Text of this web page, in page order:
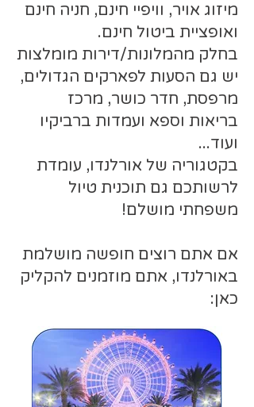
מיזוג אויר, וויפיי חינם, חניה חינם
ואופציית ביטול חינם.
בחלק מהמלונות/דירות מומלצות
יש גם הסעות לפארקים הגדולים,
מרפסת, חדר כושר, מרכז
בריאות וספא ועמדות ברביקיו
ועוד...
בקטגוריה של אורלנדו, עומדת
לרשותכם גם תוכנית טיול
משפחתי מושלם!
אם אתם רוצים חופשה מושלמת
באורלנדו, אתם מוזמנים להקליק
כאן: